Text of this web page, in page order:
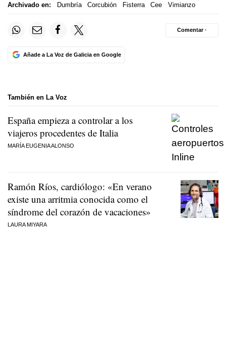
Archivado en: Dumbría Corcubión Fisterra Cee Vimianzo
Añade a La Voz de Galicia en Google
Comentar ·
También en La Voz
España empieza a controlar a los
viajeros procedentes de Italia
MARÍA EUGENIA ALONSO
Ramón Ríos, cardiólogo: «En verano
existe una arritmia conocida como el
síndrome del corazón de vacaciones»
LAURA MIYARA